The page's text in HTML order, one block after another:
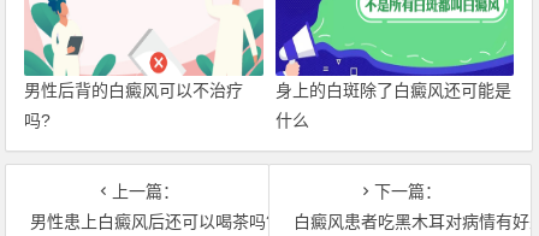
男性后背的白癜风可以不治疗
吗?
身上的白斑除了白癜风还可能是
什么
上一篇：
男性患上白癜风后还可以喝茶吗?
下一篇：
白癜风患者吃黑木耳对病情有好